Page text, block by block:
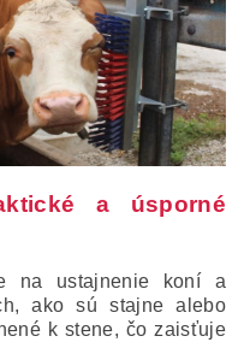
a úsporné
na ustajnenie koní a
ako sú stajne alebo
k stene, čo zaisťuje